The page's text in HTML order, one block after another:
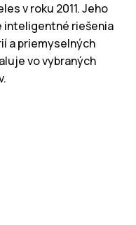
v roku 2011. Jeho
inteligentné riešenia
a priemyselných
vo vybraných